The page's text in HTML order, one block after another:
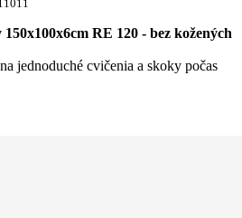
RE 120 - bez kožených
jednoduché cvičenia a skoky počas